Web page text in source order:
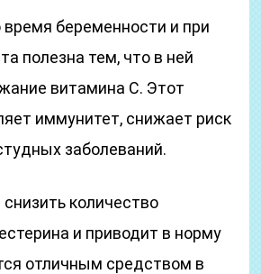
беременности и при
полезна тем, что в ней
витамина С. Этот
иммунитет, снижает риск
заболеваний.
количество
и приводит в норму
отличным средством в